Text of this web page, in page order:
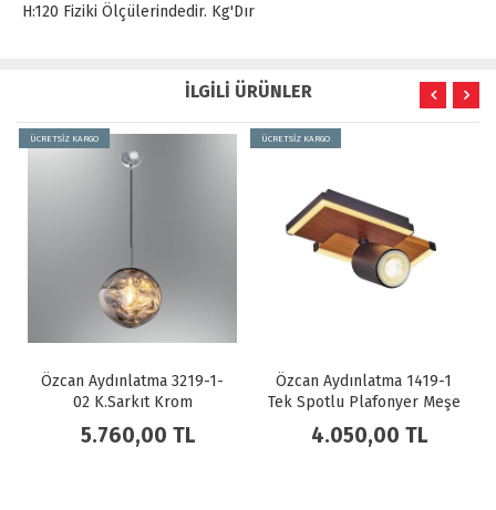
H:120 Fiziki Ölçülerindedir. Kg'Dır
İLGİLİ ÜRÜNLER
3219-1-
Özcan Aydınlatma 1419-1
Tek Spotlu Plafonyer Meşe
4.050,00 TL
Özcan
03 K.Sarkıt